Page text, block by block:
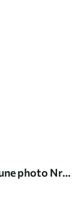
photo Nr